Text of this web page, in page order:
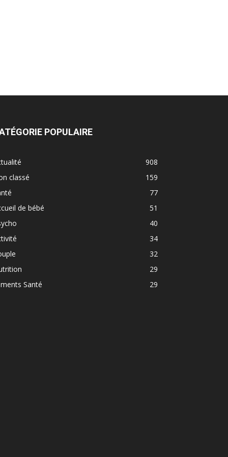
POPULAIRE
908
classé
159
77
de bébé
51
40
34
32
29
Santé
29